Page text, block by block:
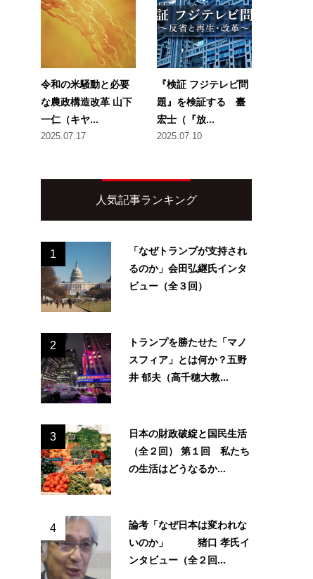
令和の米騒動と必要
な農政構造改革 山下
一仁（キヤ...
2025.07.17
『検証 フジテレビ問
題』を検証する 臺
宏士（『放...
2025.07.10
人気記事ランキング
1
「なぜトランプが支持され
るのか」会田弘継氏インタ
ビュー（全３回）
2
トランプを勝たせた「マノ
スフィア」とは何か？五野
井 郁夫（高千穂大教...
3
日本の財政破綻と国民生活
（全２回） 第１回 私たち
の生活はどうなるか...
4
論考「なぜ日本は変われな
いのか」 猪口 孝氏イ
ンタビュー（全２回...